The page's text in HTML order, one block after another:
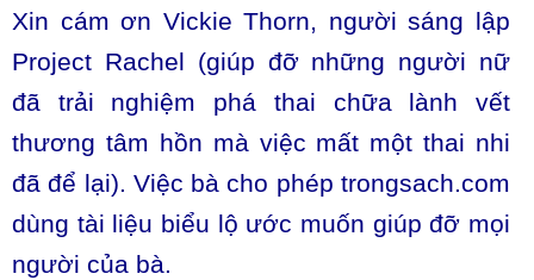
Xin cám ơn Vickie Thorn, người sáng lập
Project Rachel (giúp đỡ những người nữ
đã trải nghiệm phá thai chữa lành vết
thương tâm hồn mà việc mất một thai nhi
đã để lại). Việc bà cho phép trongsach.com
dùng tài liệu biểu lộ ước muốn giúp đỡ mọi
người của bà.